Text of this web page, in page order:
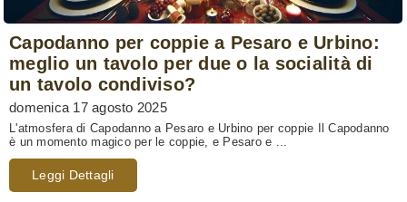
Capodanno per coppie a Pesaro e Urbino:
meglio un tavolo per due o la socialità di
un tavolo condiviso?
domenica 17 agosto 2025
L'atmosfera di Capodanno a Pesaro e Urbino per coppie Il Capodanno
è un momento magico per le coppie, e Pesaro e ...
Leggi Dettagli